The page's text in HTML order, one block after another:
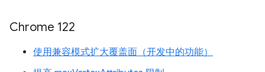
Chrome 122
使用兼容模式扩大覆盖面（开发中的功能）